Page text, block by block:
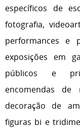
específicos de
fotografia,
performances e
exposições em
públicos e
encomendas de
decoração de
figuras bi e